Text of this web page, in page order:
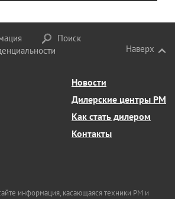
Поиск
Наверх
Новости
Дилерские центры РМ
Как стать дилером
Контакты
информация, касающаяся техники РМ и